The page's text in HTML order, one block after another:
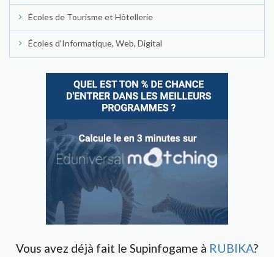
Écoles de Tourisme et Hôtellerie
Écoles d'Informatique, Web, Digital
Vous avez déjà fait le Supinfogame à RUBIKA?